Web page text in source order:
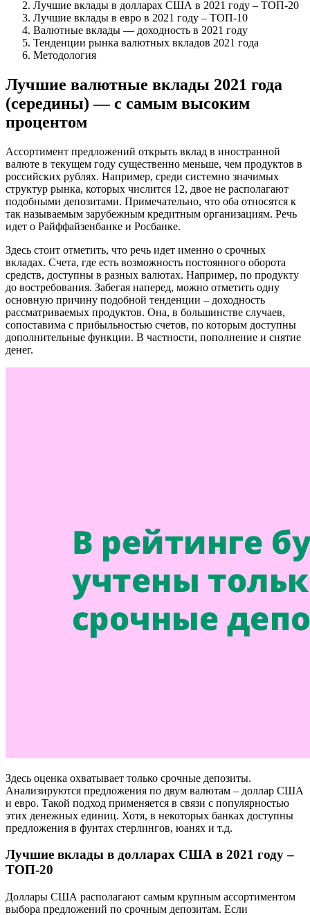
Лучшие вклады в долларах США в 2021 году – ТОП-20
Лучшие вклады в евро в 2021 году – ТОП-10
Валютные вклады — доходность в 2021 году
Тенденции рынка валютных вкладов 2021 года
Методология
Лучшие валютные вклады 2021 года
(середины) — с самым высоким
процентом
Ассортимент предложений открыть вклад в иностранной
валюте в текущем году существенно меньше, чем продуктов в
российских рублях. Например, среди системно значимых
структур рынка, которых числится 12, двое не располагают
подобными депозитами. Примечательно, что оба относятся к
так называемым зарубежным кредитным организациям. Речь
идет о Райффайзенбанке и Росбанке.
Здесь стоит отметить, что речь идет именно о срочных
вкладах. Счета, где есть возможность постоянного оборота
средств, доступны в разных валютах. Например, по продукту
до востребования. Забегая наперед, можно отметить одну
основную причину подобной тенденции – доходность
рассматриваемых продуктов. Она, в большинстве случаев,
сопоставима с прибыльностью счетов, по которым доступны
дополнительные функции. В частности, пополнение и снятие
денег.
Здесь оценка охватывает только срочные депозиты.
Анализируются предложения по двум валютам – доллар США
и евро. Такой подход применяется в связи с популярностью
этих денежных единиц. Хотя, в некоторых банках доступны
предложения в фунтах стерлингов, юанях и т.д.
Лучшие вклады в долларах США в 2021 году –
ТОП-20
Доллары США располагают самым крупным ассортиментом
выбора предложений по срочным депозитам. Если